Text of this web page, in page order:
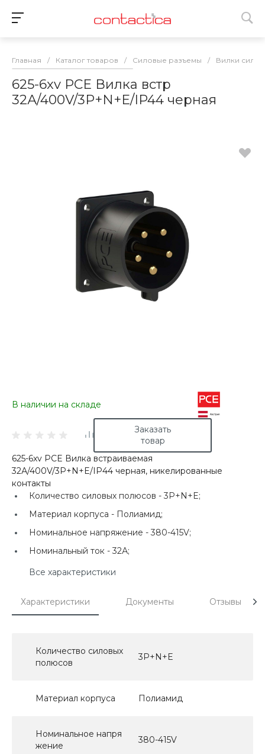
Главная / Каталог товаров / Силовые разъемы / Вилки
625-6xv PCE Вилка встр
32А/400V/3P+N+E/IP44 черная
В наличии на складе
Заказать
товар
625-6xv PCE Вилка встраиваемая
32А/400V/3P+N+E/IP44 черная, никелированные
контакты
Количество силовых полюсов - 3P+N+E;
Материал корпуса - Полиамид;
Номинальное напряжение - 380-415V;
Номинальный ток - 32А;
Все характеристики
Характеристики Документы Отзывы
Количество силовых
полюсов
3P+N+E
Материал корпуса Полиамид
Номинальное напря
жение
380-415V